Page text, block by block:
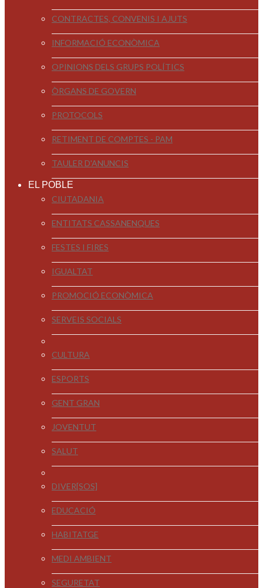
CONTRACTES, CONVENIS I AJUTS
INFORMACIÓ ECONÒMICA
OPINIONS DELS GRUPS POLÍTICS
ÒRGANS DE GOVERN
PROTOCOLS
RETIMENT DE COMPTES - PAM
TAULER D'ANUNCIS
EL POBLE
CIUTADANIA
ENTITATS CASSANENQUES
FESTES I FIRES
IGUALTAT
PROMOCIÓ ECONÒMICA
SERVEIS SOCIALS
CULTURA
ESPORTS
GENT GRAN
JOVENTUT
SALUT
DIVER[SOS]
EDUCACIÓ
HABITATGE
MEDI AMBIENT
SEGURETAT